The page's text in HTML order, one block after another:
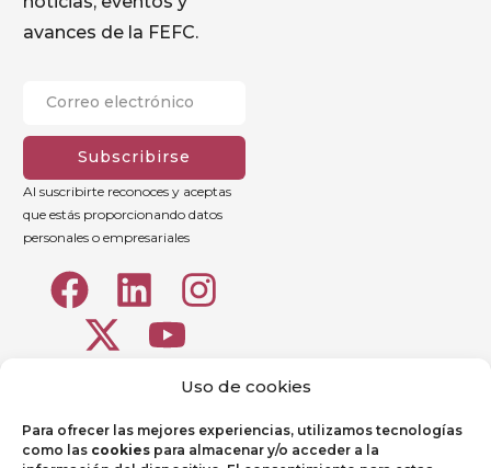
Uso de cookies
Para ofrecer las mejores experiencias, utilizamos tecnologías
como las cookies para almacenar y/o acceder a la
avances de la FEFC.
Subscribirse
Al suscribirte reconoces y aceptas
que estás proporcionando datos
personales o empresariales